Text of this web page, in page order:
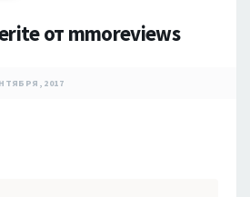
от mmoreviews
2017